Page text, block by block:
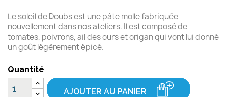
Le soleil de Doubs est une pâte molle fabriquée
nouvellement dans nos ateliers. Il est composé de
tomates, poivrons, ail des ours et origan qui vont lui donné
un goût légèrement épicé.
Quantité
AJOUTER AU PANIER